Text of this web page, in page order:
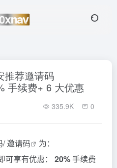
推荐邀请码
手续费+ 6 大优惠
335.9K 0
/邀请码
为：
可享有优惠： 20%手续费